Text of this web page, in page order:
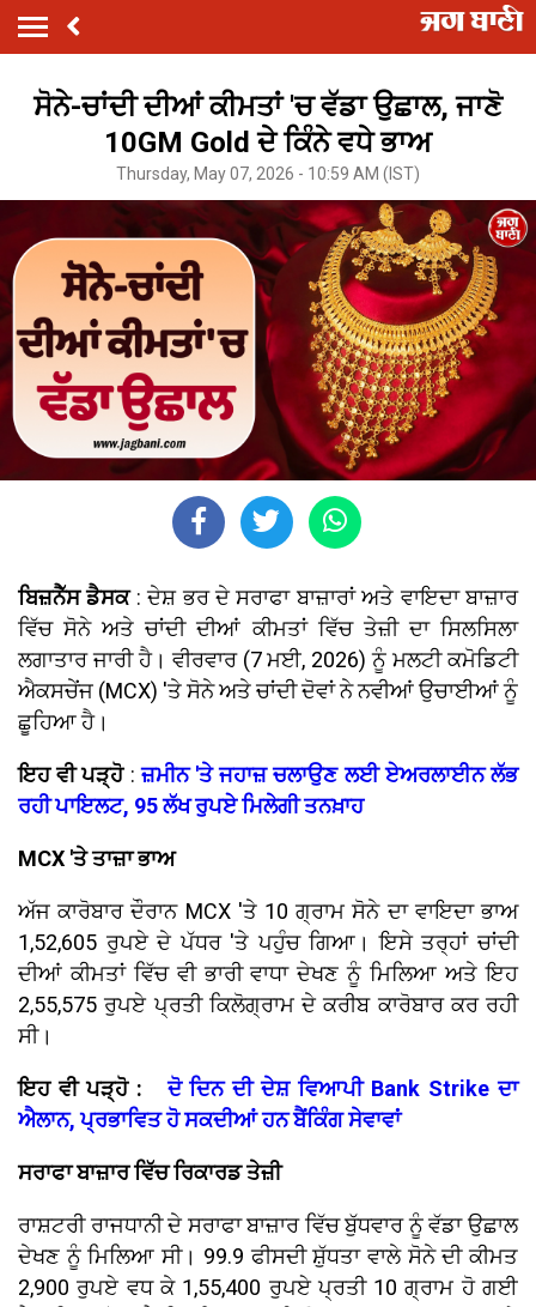
ਸੋਨੇ-ਚਾਂਦੀ ਦੀਆਂ ਕੀਮਤਾਂ 'ਚ ਵੱਡਾ ਉਛਾਲ, ਜਾਣੋ
10GM Gold ਦੇ ਕਿੰਨੇ ਵਧੇ ਭਾਅ
Thursday, May 07, 2026 - 10:59 AM (IST)
ਬਿਜ਼ਨੈੱਸ ਡੈਸਕ: ਦੇਸ਼ ਭਰ ਦੇ ਸਰਾਫਾ ਬਾਜ਼ਾਰਾਂ ਅਤੇ ਵਾਇਦਾ ਬਾਜ਼ਾਰ
ਵਿੱਚ ਸੋਨੇ ਅਤੇ ਚਾਂਦੀ ਦੀਆਂ ਕੀਮਤਾਂ ਵਿੱਚ ਤੇਜ਼ੀ ਦਾ ਸਿਲਸਿਲਾ
ਲਗਾਤਾਰ ਜਾਰੀ ਹੈ। ਵੀਰਵਾਰ (7 ਮਈ, 2026) ਨੂੰ ਮਲਟੀ ਕਮੋਡਿਟੀ
ਐਕਸਚੇਂਜ (MCX) 'ਤੇ ਸੋਨੇ ਅਤੇ ਚਾਂਦੀ ਦੋਵਾਂ ਨੇ ਨਵੀਆਂ ਉਚਾਈਆਂ ਨੂੰ
ਛੂਹਿਆ ਹੈ।
ਇਹ ਵੀ ਪੜ੍ਹੋ:ਜ਼ਮੀਨ 'ਤੇ ਜਹਾਜ਼ ਚਲਾਉਣ ਲਈ ਏਅਰਲਾਈਨ ਲੱਭ
ਰਹੀ ਪਾਇਲਟ, 95 ਲੱਖ ਰੁਪਏ ਮਿਲੇਗੀ ਤਨਖ਼ਾਹ
MCX 'ਤੇ ਤਾਜ਼ਾ ਭਾਅ
ਅੱਜ ਕਾਰੋਬਾਰ ਦੌਰਾਨ MCX 'ਤੇ 10 ਗ੍ਰਾਮ ਸੋਨੇ ਦਾ ਵਾਇਦਾ ਭਾਅ
1,52,605 ਰੁਪਏ ਦੇ ਪੱਧਰ 'ਤੇ ਪਹੁੰਚ ਗਿਆ। ਇਸੇ ਤਰ੍ਹਾਂ ਚਾਂਦੀ
ਦੀਆਂ ਕੀਮਤਾਂ ਵਿੱਚ ਵੀ ਭਾਰੀ ਵਾਧਾ ਦੇਖਣ ਨੂੰ ਮਿਲਿਆ ਅਤੇ ਇਹ
2,55,575 ਰੁਪਏ ਪ੍ਰਤੀ ਕਿਲੋਗ੍ਰਾਮ ਦੇ ਕਰੀਬ ਕਾਰੋਬਾਰ ਕਰ ਰਹੀ
ਸੀ।
ਇਹ ਵੀ ਪੜ੍ਹੋ :
ਦੋ ਦਿਨ ਦੀ ਦੇਸ਼ ਵਿਆਪੀ Bank Strike ਦਾ
ਐਲਾਨ, ਪ੍ਰਭਾਵਿਤ ਹੋ ਸਕਦੀਆਂ ਹਨ ਬੈਂਕਿੰਗ ਸੇਵਾਵਾਂ
ਸਰਾਫਾ ਬਾਜ਼ਾਰ ਵਿੱਚ ਰਿਕਾਰਡ ਤੇਜ਼ੀ
ਰਾਸ਼ਟਰੀ ਰਾਜਧਾਨੀ ਦੇ ਸਰਾਫਾ ਬਾਜ਼ਾਰ ਵਿੱਚ ਬੁੱਧਵਾਰ ਨੂੰ ਵੱਡਾ ਉਛਾਲ
ਦੇਖਣ ਨੂੰ ਮਿਲਿਆ ਸੀ। 99.9 ਫੀਸਦੀ ਸ਼ੁੱਧਤਾ ਵਾਲੇ ਸੋਨੇ ਦੀ ਕੀਮਤ
2,900 ਰੁਪਏ ਵਧ ਕੇ 1,55,400 ਰੁਪਏ ਪ੍ਰਤੀ 10 ਗ੍ਰਾਮ ਹੋ ਗਈ